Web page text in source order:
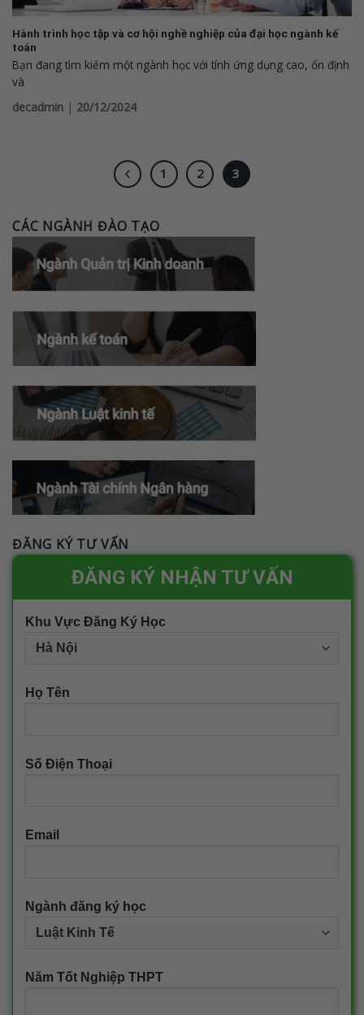
Hành trình học tập và cơ hội nghề nghiệp của đại học ngành kế
toán
Bạn đang tìm kiếm một ngành học với tính ứng dụng cao, ổn định
và
decadmin | 20/12/2024
1 2 3
CÁC NGÀNH ĐÀO TẠO
ĐĂNG KÝ TƯ VẤN
ĐĂNG KÝ NHẬN TƯ VẤN
Khu Vực Đăng Ký Học
Họ Tên
Số Điện Thoại
Email
Ngành đăng ký học
Năm Tốt Nghiệp THPT